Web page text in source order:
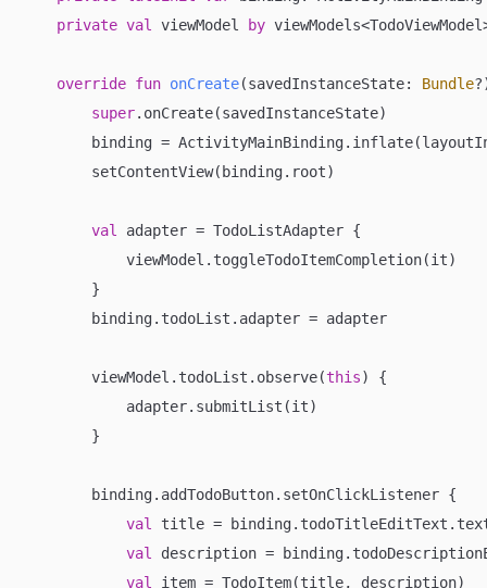
private val viewModel by
override fun onCreate(savedInstanceState: Bundle
super.onCreate(savedInstanceState)
binding =
        setContentView(binding.root)
val
adapter = TodoListAdapter {
            viewModel.toggleTodoItemCompletion(it)
        }
        binding.todoList.adapter = adapter
        viewModel.todoList.observe(
this) {
            adapter.submitList(it)
        }
        binding.addTodoButton.setOnClickListener {
val
title =
val
description =
val
item = TodoItem(title, description)